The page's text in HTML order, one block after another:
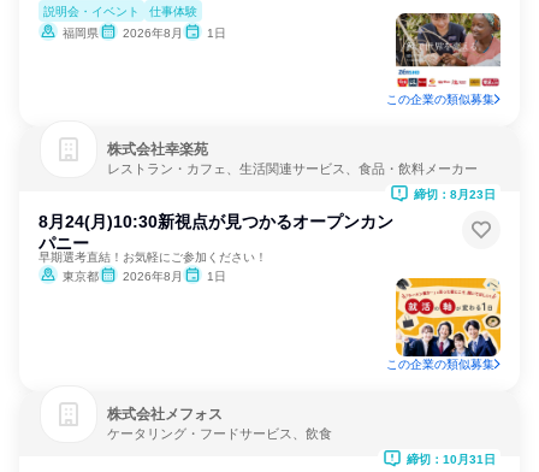
説明会・イベント
仕事体験
福岡県
2026年8月 1日
この企業の類似募集
株式会社幸楽苑
レストラン・カフェ、生活関連サービス、食品・飲料メーカー
8月24(月)10:30新視点が見つかるオープンカン
パニー
早期選考直結！お気軽にご参加ください！
東京都
2026年8月 1日
締切：8月23日
この企業の類似募集
株式会社メフォス
ケータリング・フードサービス、飲食
締切：10月31日